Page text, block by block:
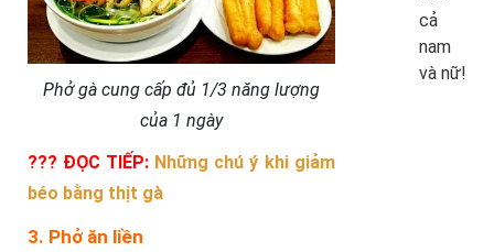
Phở gà cung cấp đủ 1/3 năng lượng
của 1 ngày
??? ĐỌC TIẾP: Những chú ý khi giảm
béo bằng thịt gà
3. Phở ăn liền
cả
nam
và nữ!